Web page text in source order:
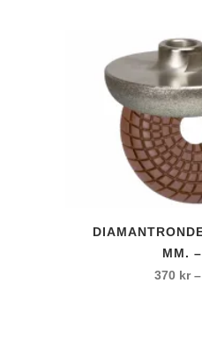
MM.
370 kr –